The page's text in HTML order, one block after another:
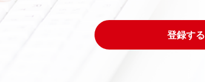
登録する